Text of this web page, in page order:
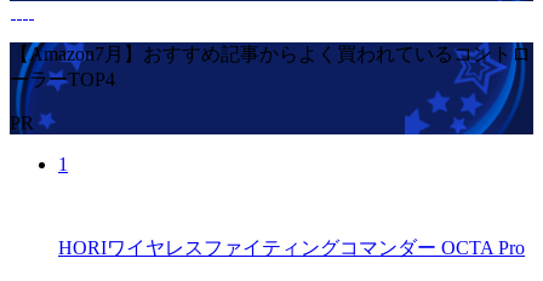
【Amazon7月】おすすめ記事からよく買われているコントロ
ーラーTOP4
PR
1
HORIワイヤレスファイティングコマンダー OCTA Pro